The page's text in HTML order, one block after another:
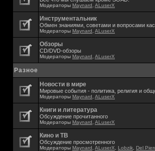
Модераторы Maynard ALuserX
Инструментальник
Обмен знаниями, советами и вопросами
Модераторы Maynard ALuserX
Обзоры
CD/DVD-обзоры
Модераторы Maynard ALuserX
Разное
Новости в мире
Мировые события - политика, религия и
Модераторы Maynard ALuserX
Книги и литература
Обсуждение прочитанного
Модераторы Maynard ALuserX
Кино и ТВ
Обсуждение просмотренного
Модераторы Maynard ALuserX Lobzik Del